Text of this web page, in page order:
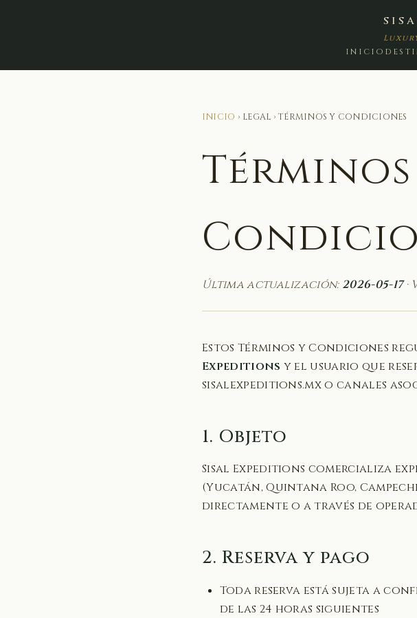
INICIO
INICIO › LEGAL › TÉRMINOS Y CONDICIONES
Última actualización: 2026-05-17·
Estos Términos y Condiciones
Expeditions y el usuario que
sisalexpeditions.mx o canales
1. Objeto
Sisal Expeditions comercializa
(Yucatán, Quintana Roo,
directamente o a través de
2. Reserva y pago
Toda reserva está sujeta a
de las 24 horas siguientes